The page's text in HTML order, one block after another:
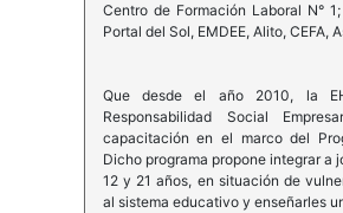
Centro de Formación Laboral N°
Portal del Sol, EMDEE, Alito, CEFA,
Que desde el año 2010, la
Responsabilidad Social
capacitación en el marco del
Dicho programa propone integrar a
12 y 21 años, en situación de
al sistema educativo y enseñarles